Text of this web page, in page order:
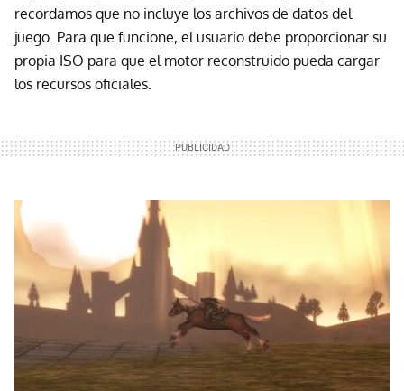
recordamos que no incluye los archivos de datos del
juego. Para que funcione, el usuario debe proporcionar su
propia ISO para que el motor reconstruido pueda cargar
los recursos oficiales.